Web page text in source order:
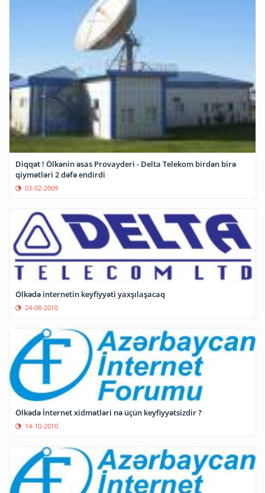
Diqqət ! Ölkənin əsas Provayderi - Delta Telekom birdən birə
qiymətləri 2 dəfə endirdi
03-02-2009
Ölkədə internetin keyfiyyəti yaxşılaşacaq
24-08-2010
Ölkədə İnternet xidmətləri nə üçün keyfiyyətsizdir ?
14-10-2010